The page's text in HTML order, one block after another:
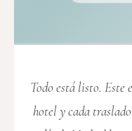
Todo está listo. Este
hotel y cada